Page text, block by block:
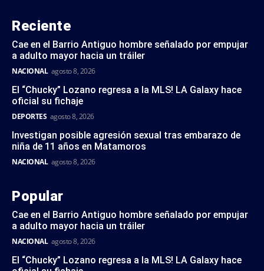
Reciente
Cae en el Barrio Antiguo hombre señalado por empujar
a adulto mayor hacia un tráiler
NACIONAL agosto 8, 2026
El “Chucky” Lozano regresa a la MLS! LA Galaxy hace
oficial su fichaje
DEPORTES agosto 8, 2026
Investigan posible agresión sexual tras embarazo de
niña de 11 años en Matamoros
NACIONAL agosto 8, 2026
Popular
Cae en el Barrio Antiguo hombre señalado por empujar
a adulto mayor hacia un tráiler
NACIONAL agosto 8, 2026
El “Chucky” Lozano regresa a la MLS! LA Galaxy hace